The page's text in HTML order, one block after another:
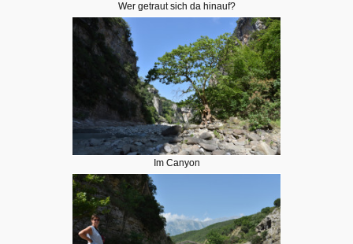
Wer getraut sich da hinauf?
Im Canyon